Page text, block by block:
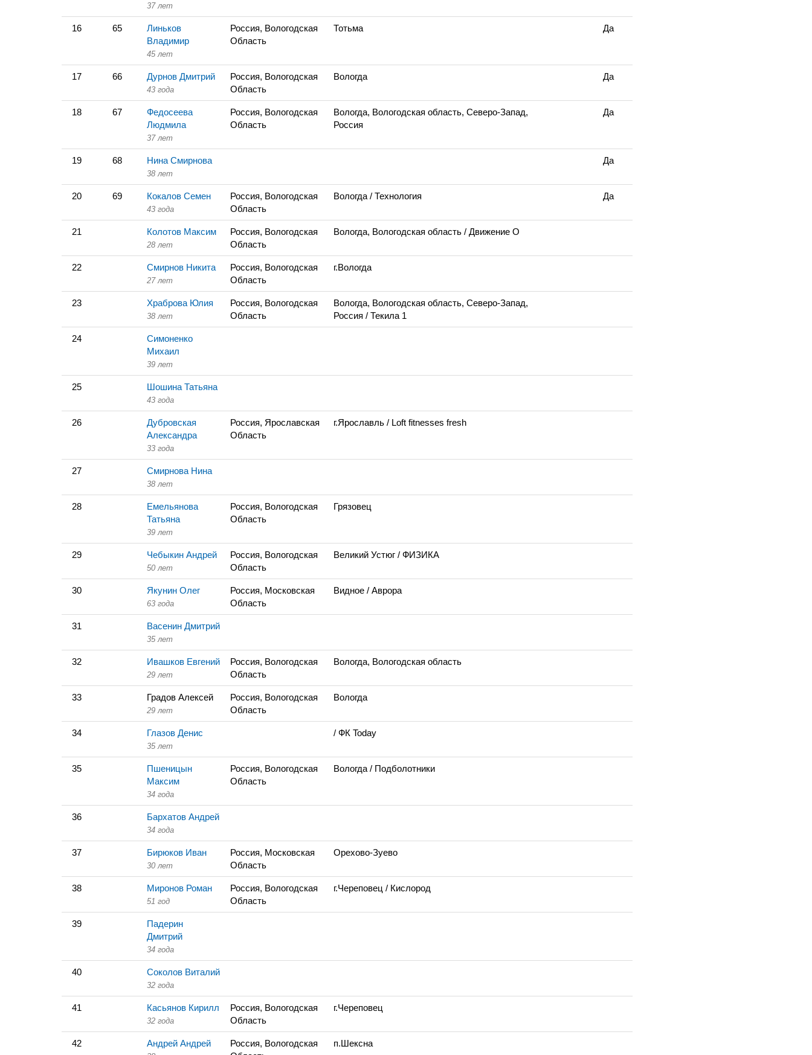
37 лет
16 65
Линьков
Владимир
45 лет
Россия, Вологодская
Область
Тотьма Да
17 66 Дурнов Дмитрий
43 года
Россия, Вологодская
Область
Вологда Да
18 67
Федосеева
Людмила
37 лет
Россия, Вологодская
Область
Вологда, Вологодская область, Северо-Запад,
Россия
Да
19 68 Нина Смирнова
38 лет
Да
20 69 Кокалов Семен
43 года
Россия, Вологодская
Область
Вологда / Технология Да
21 Колотов Максим
28 лет
Россия, Вологодская
Область
Вологда, Вологодская область / Движение О
22 Смирнов Никита
27 лет
Россия, Вологодская
Область
г.Вологда
23 Храброва Юлия
38 лет
Россия, Вологодская
Область
Вологда, Вологодская область, Северо-Запад,
Россия / Текила 1
24
Симоненко
Михаил
39 лет
25 Шошина Татьяна
43 года
26
Дубровская
Александра
33 года
Россия, Ярославская
Область
г.Ярославль / Loft fitnesses fresh
27 Смирнова Нина
38 лет
28
Емельянова
Татьяна
39 лет
Россия, Вологодская
Область
Грязовец
29 Чебыкин Андрей
50 лет
Россия, Вологодская
Область
Великий Устюг / ФИЗИКА
30 Якунин Олег
63 года
Россия, Московская
Область
Видное / Аврора
31 Васенин Дмитрий
35 лет
32 Ивашков Евгений
29 лет
Россия, Вологодская
Область
Вологда, Вологодская область
33 Градов Алексей
29 лет
Россия, Вологодская
Область
Вологда
34 Глазов Денис
35 лет
/ ФК Today
35
Пшеницын
Максим
34 года
Россия, Вологодская
Область
Вологда / Подболотники
36 Бархатов Андрей
34 года
37 Бирюков Иван
30 лет
Россия, Московская
Область
Орехово-Зуево
38 Миронов Роман
51 год
Россия, Вологодская
Область
г.Череповец / Кислород
39
Падерин
Дмитрий
34 года
40 Соколов Виталий
32 года
41 Касьянов Кирилл
32 года
Россия, Вологодская
Область
г.Череповец
42 Андрей Андрей
Россия, Вологодская
п.Шексна